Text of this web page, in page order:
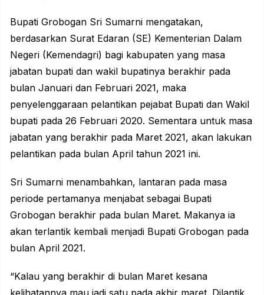
Bupati Grobogan Sri Sumarni mengatakan,
berdasarkan Surat Edaran (SE) Kementerian Dalam
Negeri (Kemendagri) bagi kabupaten yang masa
jabatan bupati dan wakil bupatinya berakhir pada
bulan Januari dan Februari 2021, maka
penyelenggaraan pelantikan pejabat Bupati dan Wakil
bupati pada 26 Februari 2020. Sementara untuk masa
jabatan yang berakhir pada Maret 2021, akan lakukan
pelantikan pada bulan April tahun 2021 ini.
Sri Sumarni menambahkan, lantaran pada masa
periode pertamanya menjabat sebagai Bupati
Grobogan berakhir pada bulan Maret. Makanya ia
akan terlantik kembali menjadi Bupati Grobogan pada
bulan April 2021.
“Kalau yang berakhir di bulan Maret kesana
kelihatannya mau jadi satu pada akhir maret. Dilantik